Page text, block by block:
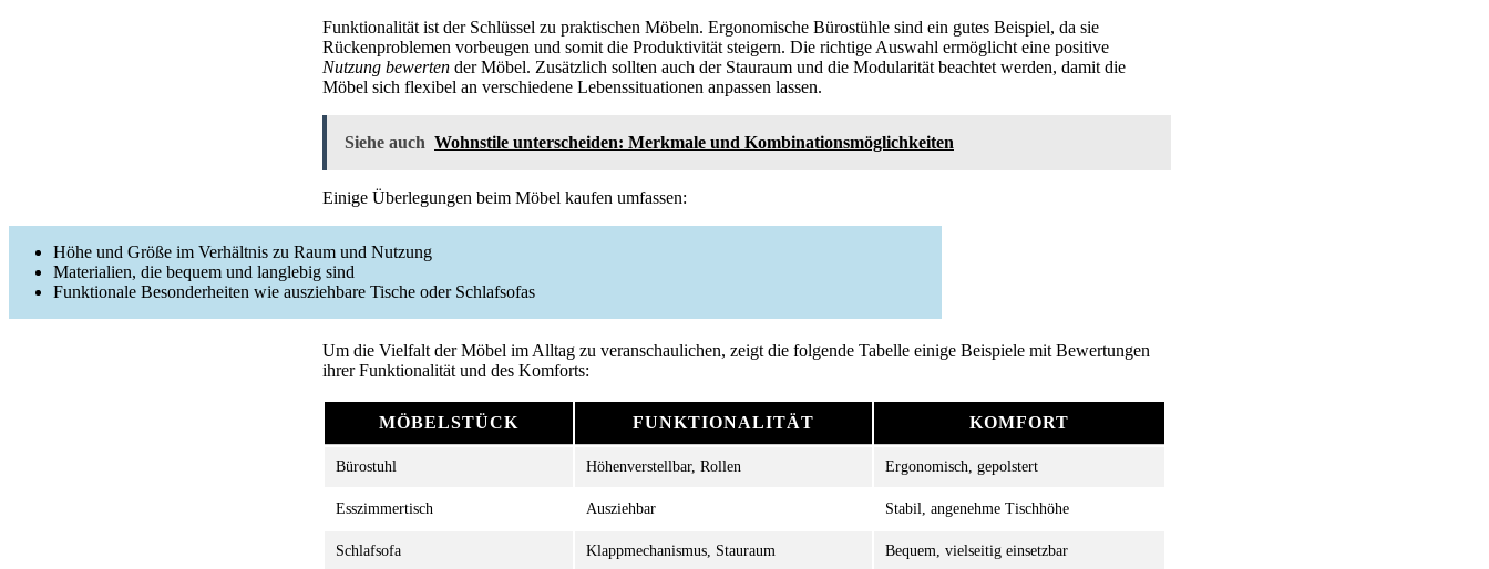
Funktionalität ist der Schlüssel zu praktischen Möbeln. Ergonomische Bürostühle sind ein gutes Beispiel, da sie
Rückenproblemen vorbeugen und somit die Produktivität steigern. Die richtige Auswahl ermöglicht eine positive
Nutzung bewerten der Möbel. Zusätzlich sollten auch der Stauraum und die Modularität beachtet werden, damit die
Möbel sich flexibel an verschiedene Lebenssituationen anpassen lassen.
Siehe auch Wohnstile unterscheiden: Merkmale und Kombinationsmöglichkeiten
Einige Überlegungen beim Möbel kaufen umfassen:
Höhe und Größe im Verhältnis zu Raum und Nutzung
Materialien, die bequem und langlebig sind
Funktionale Besonderheiten wie ausziehbare Tische oder Schlafsofas
Um die Vielfalt der Möbel im Alltag zu veranschaulichen, zeigt die folgende Tabelle einige Beispiele mit Bewertungen
ihrer Funktionalität und des Komforts:
MÖBELSTÜCK FUNKTIONALITÄT KOMFORT
Bürostuhl Höhenverstellbar, Rollen Ergonomisch, gepolstert
Esszimmertisch Ausziehbar Stabil, angenehme Tischhöhe
Schlafsofa Klappmechanismus, Stauraum Bequem, vielseitig einsetzbar